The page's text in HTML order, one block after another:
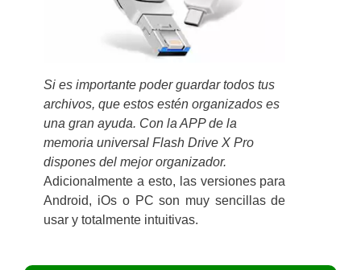
Si es importante poder guardar todos tus
archivos, que estos estén organizados es
una gran ayuda. Con la APP de la
memoria universal Flash Drive X Pro
dispones del mejor organizador.
Adicionalmente a esto, las versiones para
Android, iOs o PC son muy sencillas de
usar y totalmente intuitivas.